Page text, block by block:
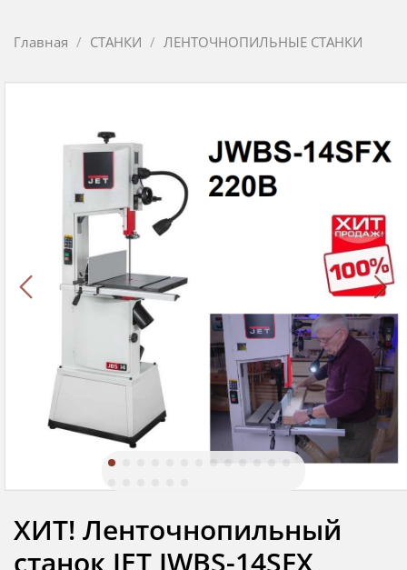
Главная СТАНКИ ЛЕНТОЧНОПИЛЬНЫЕ СТАНКИ
ХИТ! Ленточнопильный
станок JET JWBS-14SFX